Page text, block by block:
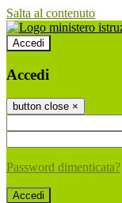
Salta al contenuto
Accedi
Accedi
button close ×
Password dimenticata?